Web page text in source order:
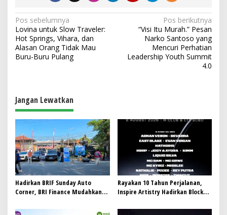
N
a
v
i
a
s
i
p
o
s
Pos sebelumnya
Lovina untuk Slow Traveler:
Hot Springs, Vihara, dan
Alasan Orang Tidak Mau
Buru-Buru Pulang
Pos berikutnya
“Visi Itu Murah.” Pesan
Narko Santoso yang
Mencuri Perhatian
Leadership Youth Summit
4.0
Jangan Lewatkan
Hadirkan BRIF Sunday Auto
Corner, BRI Finance Mudahkan
Impian
Rayakan 10 Tahun Perjalanan,
Inspire Artistry Hadirkan Block